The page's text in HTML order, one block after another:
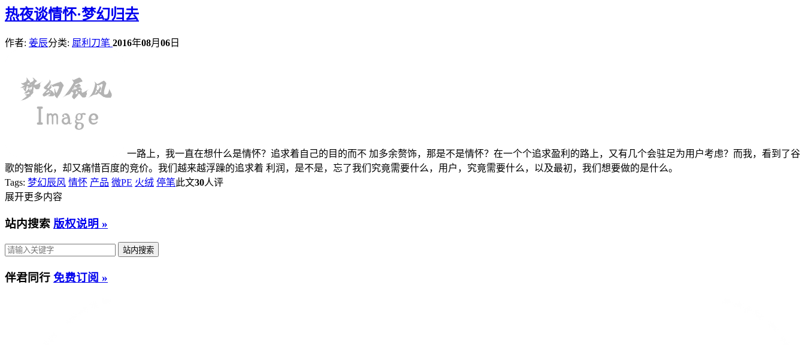
热夜谈情怀·梦幻归去
作者: 姜辰分类: 犀利刀笔 2016年08月 06 日
一路上，我一直在想什么是情怀？追求着自己的目的而不 加多余赘饰，那是不是情怀？在一个个追求盈利的路上，又有几个会驻足为用户考虑？而我，看到了谷
歌的智能化，却又痛惜百度的竞价。我们越来越浮躁的追求着 利润，是不是，忘了我们究竟需要什么，用户，究竟需要什么，以及最初，我们想要做的是什么。
Tags: 梦幻辰风 情怀 产品 微PE 火绒 停笔此文30人评
展开更多内容
站内搜索 版权说明 »
伴君同行 免费订阅 »